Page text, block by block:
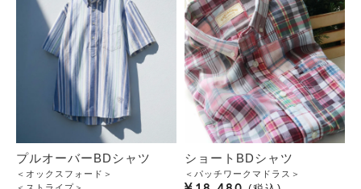
プルオーバーBDシャツ
＜オックスフォード＞
ショートBDシャツ
＜パッチワークマドラス＞